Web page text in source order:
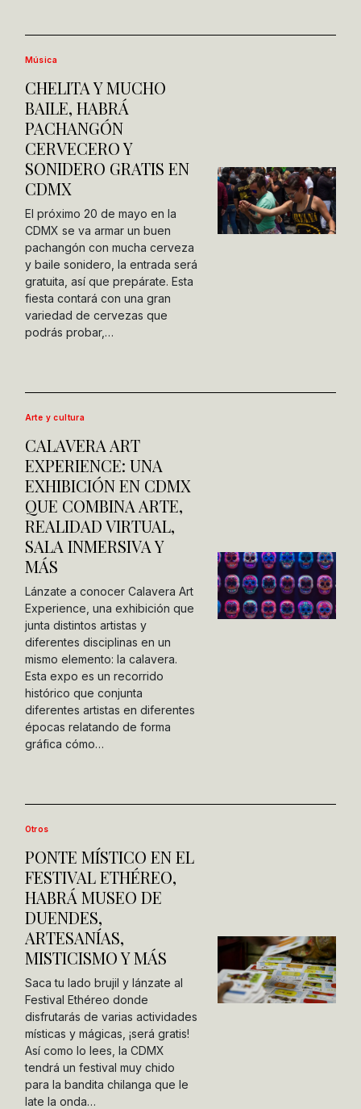
Música
CHELITA Y MUCHO
BAILE, HABRÁ
PACHANGÓN
CERVECERO Y
SONIDERO GRATIS EN
CDMX
El próximo 20 de mayo en la
CDMX se va armar un buen
pachangón con mucha cerveza
y baile sonidero, la entrada será
gratuita, así que prepárate. Esta
fiesta contará con una gran
variedad de cervezas que
podrás probar,…
Arte y cultura
CALAVERA ART
EXPERIENCE: UNA
EXHIBICIÓN EN CDMX
QUE COMBINA ARTE,
REALIDAD VIRTUAL,
SALA INMERSIVA Y
MÁS
Lánzate a conocer Calavera Art
Experience, una exhibición que
junta distintos artistas y
diferentes disciplinas en un
mismo elemento: la calavera.
Esta expo es un recorrido
histórico que conjunta
diferentes artistas en diferentes
épocas relatando de forma
gráfica cómo…
Otros
PONTE MÍSTICO EN EL
FESTIVAL ETHÉREO,
HABRÁ MUSEO DE
DUENDES,
ARTESANÍAS,
MISTICISMO Y MÁS
Saca tu lado brujil y lánzate al
Festival Ethéreo donde
disfrutarás de varias actividades
místicas y mágicas, ¡será gratis!
Así como lo lees, la CDMX
tendrá un festival muy chido
para la bandita chilanga que le
late la onda…